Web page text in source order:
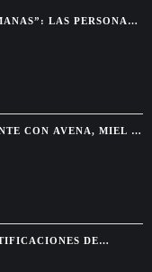
LAS PERSONAS
ANTES DE LAS
CON AVENA, MIEL Y
DE
UNA AMENAZA DE